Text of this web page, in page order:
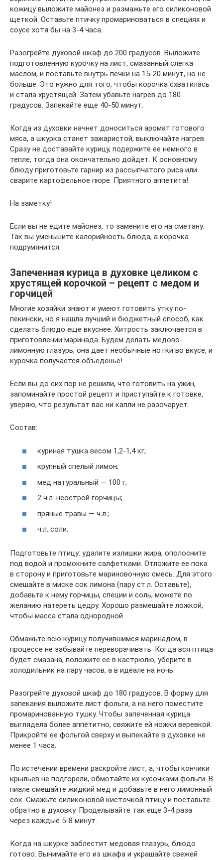
кожицу выложите майонез и размажьте его силиконовой
щеткой. Оставьте птичку промариноваться в специях и
соусе хотя бы на 3-4 часа.
Разогрейте духовой шкаф до 200 градусов. Выложите
подготовленную курочку на лист, смазанный слегка
маслом, и поставьте внутрь печки на 15-20 минут, но не
больше. Это нужно для того, чтобы корочка схватилась
и стала хрустящей. Затем убавьте нагрев до 180
градусов. Запекайте еще 40-50 минут.
Когда из духовки начнет доноситься аромат готового
мяса, а шкурка станет зажаристой, выключайте нагрев.
Сразу не доставайте курицу, подержите ее немного в
тепле, тогда она окончательно дойдет. К основному
блюду приготовьте гарнир из рассыпчатого риса или
сварите картофельное пюре. Приятного аппетита!
На заметку!
Если вы не едите майонез, то замените его на сметану.
Так вы уменьшите калорийность блюда, а корочка
подрумянится.
Запеченная курица в духовке целиком с
хрустящей корочкой – рецепт с медом и
горчицей
Многие хозяйки знают и умеют готовить утку по-
пекински, но я нашла лучший и бюджетный способ, как
сделать блюдо еще вкуснее. Хитрость заключается в
приготовлении маринада. Будем делать медово-
лимонную глазурь, она дает необычные нотки во вкусе, и
курочка получается объеденье!
Если вы до сих пор не решили, что готовить на ужин,
запоминайте простой рецепт и приступайте к готовке,
уверяю, что результат вас ни капли не разочарует.
Состав:
куриная тушка весом 1,2-1,4 кг;
крупный спелый лимон;
мед натуральный — 100 г;
2 ч.л. неострой горчицы;
пряные травы — ч.л.;
ч.л. соли.
Подготовьте птицу: удалите излишки жира, ополосните
под водой и промокните салфетками. Отложите ее пока
в сторону и приготовьте мариновочную смесь. Для этого
смешайте в миске сок лимона (пару ст.л. Оставьте),
добавьте к нему горчицы, специи и соль, можете по
желанию натереть цедру. Хорошо размешайте ложкой,
чтобы масса стала однородной.
Обмажьте всю курицу получившимся маринадом, в
процессе не забывайте переворачивать. Когда вся птица
будет смазана, положите ее в кастрюлю, уберите в
холодильник на пару часов, а в идеале на ночь.
Разогрейте духовой шкаф до 180 градусов. В форму для
запекания выложите лист фольги, а на него поместите
промаринованную тушку. Чтобы запеченная курица
выглядела более аппетитно, свяжите ей ножки веревкой.
Прикройте ее фольгой сверху и выпекайте в духовке не
менее 1 часа.
По истечении времени раскройте лист, а, чтобы кончики
крыльев не подгорели, обмотайте их кусочками фольги. В
пиале смешайте жидкий мед и добавьте в него лимонный
сок. Смажьте силиконовой кисточкой птицу и поставьте
обратно в духовку. Проделывайте так еще 3-4 раза
через каждые 5-8 минут.
Когда на шкурке заблестит медовая глазурь, блюдо
готово. Вынимайте его из шкафа и украшайте свежей